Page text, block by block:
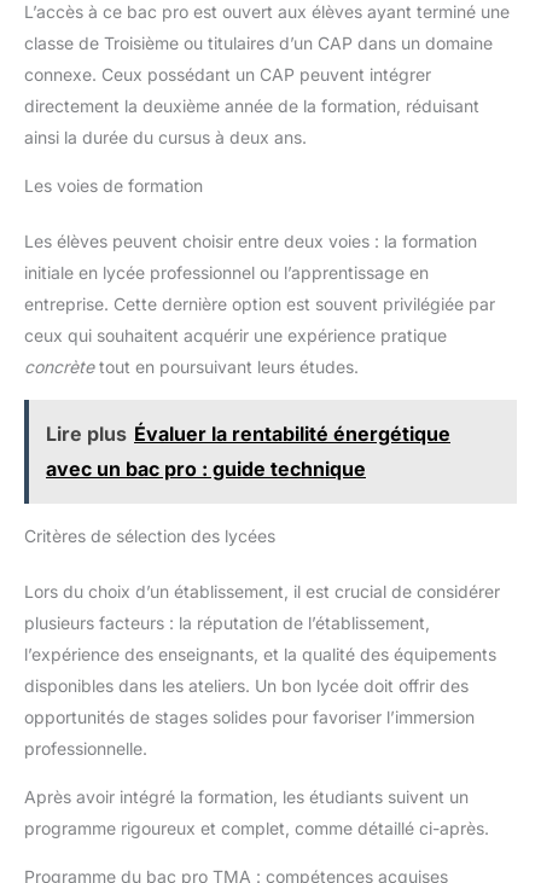
L’accès à ce bac pro est ouvert aux élèves ayant terminé une
classe de Troisième ou titulaires d’un CAP dans un domaine
connexe. Ceux possédant un CAP peuvent intégrer
directement la deuxième année de la formation, réduisant
ainsi la durée du cursus à deux ans.
Les voies de formation
Les élèves peuvent choisir entre deux voies : la formation
initiale en lycée professionnel ou l’apprentissage en
entreprise. Cette dernière option est souvent privilégiée par
ceux qui souhaitent acquérir une expérience pratique
concrètetout en poursuivant leurs études.
Lire plus Évaluer la rentabilité énergétique
avec un bac pro : guide technique
Critères de sélection des lycées
Lors du choix d’un établissement, il est crucial de considérer
plusieurs facteurs : la réputation de l’établissement,
l’expérience des enseignants, et la qualité des équipements
disponibles dans les ateliers. Un bon lycée doit offrir des
opportunités de stages solides pour favoriser l’immersion
professionnelle.
Après avoir intégré la formation, les étudiants suivent un
programme rigoureux et complet, comme détaillé ci-après.
Programme du bac pro TMA : compétences acquises